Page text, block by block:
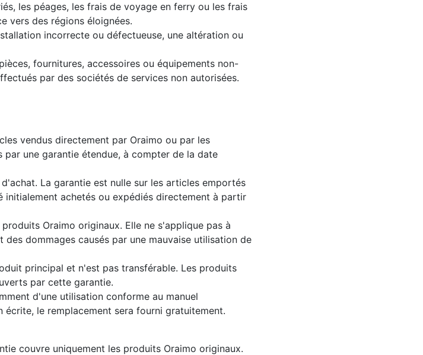
les péages, les frais de voyage en ferry ou les frais
vers des régions éloignées.
incorrecte ou défectueuse, une altération ou
fournitures, accessoires ou équipements non-
par des sociétés de services non autorisées.
vendus directement par Oraimo ou par les
une garantie étendue, à compter de la date
La garantie est nulle sur les articles emportés
initialement achetés ou expédiés directement à partir
Oraimo originaux. Elle ne s'applique pas à
dommages causés par une mauvaise utilisation de
principal et n'est pas transférable. Les produits
par cette garantie.
d'une utilisation conforme au manuel
le remplacement sera fourni gratuitement.
couvre uniquement les produits Oraimo originaux.